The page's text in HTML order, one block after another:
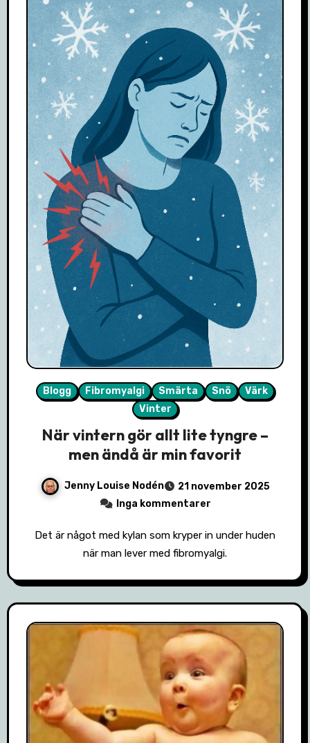
Blogg Fibromyalgi Smärta Snö
Värk
Vinter
När vintern gör allt lite tyngre –
men ändå är min favorit
Jenny Louise Nodén
21 november 2025
Inga kommentarer
Det är något med kylan som kryper in under huden
när man lever med fibromyalgi.